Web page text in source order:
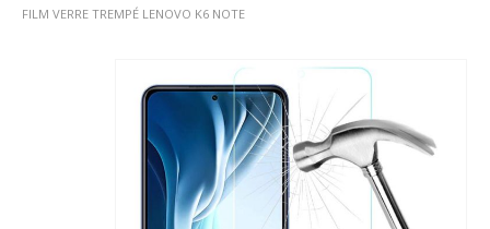
FILM VERRE TREMPÉ LENOVO K6 NOTE